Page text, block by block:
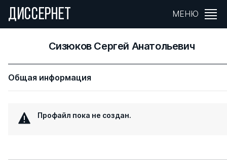
ДИССЕРНЕТ МЕНЮ
Сизюков Сергей Анатольевич
Общая информация
Профайл пока не создан.